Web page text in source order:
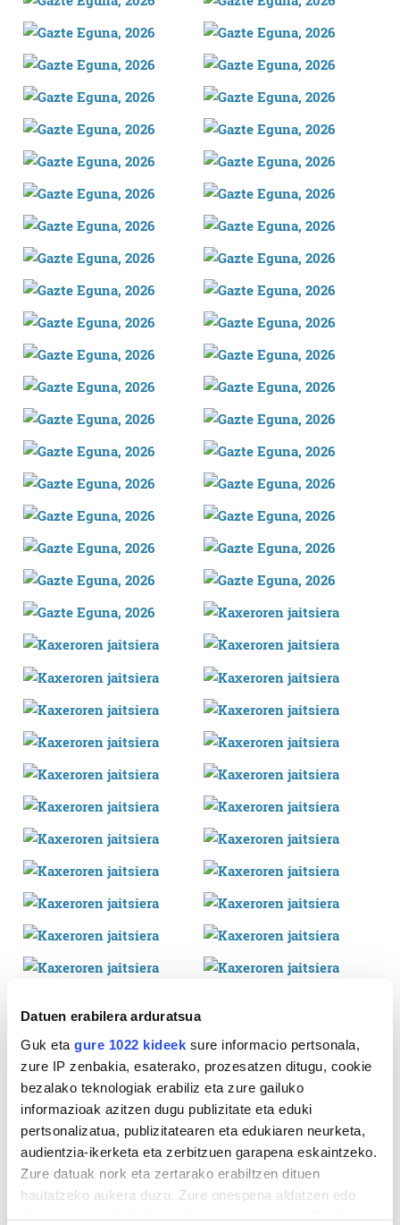
Datuen erabilera arduratsua
Guk eta gure 1022 kideek sure informacio pertsonala,
zure IP zenbakia, esaterako, prozesatzen ditugu, cookie
bezalako teknologiak erabiliz eta zure gailuko
informazioak azitzen dugu publizitate eta eduki
pertsonalizatua, publizitatearen eta edukiaren neurketa,
audientzia-ikerketa eta zerbitzuen garapena eskaintzeko.
Zure datuak nork eta zertarako erabiltzen dituen
hautatzeko aukera duzu. Zure onespena aldatzen edo